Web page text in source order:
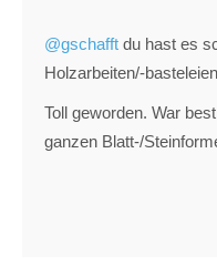
@gschafft du hast es
Holzarbeiten/-
Toll geworden. War
ganzen Blatt-/